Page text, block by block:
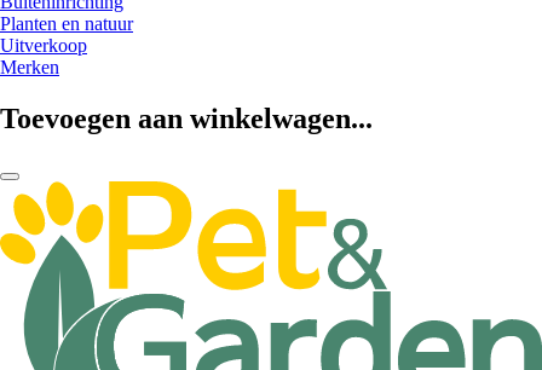
Planten en natuur
Uitverkoop
Merken
Toevoegen aan winkelwagen...